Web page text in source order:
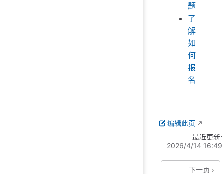
题
了
解
如
何
报
名
编辑此页
最近更新:
2026/4/14 16:49
下一页